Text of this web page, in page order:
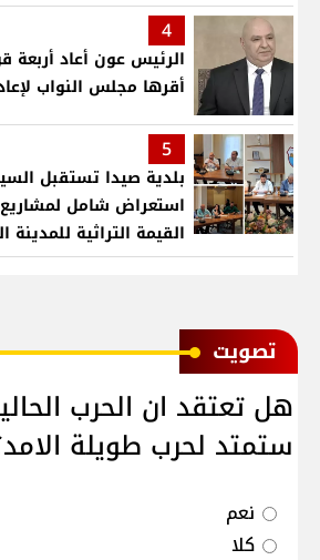
4
الرئيس عون أعاد أربعة
أقرها مجلس النواب
5
بلدية صيدا تستقبل
استعراض شامل
القيمة التراثية للمدينة
ﺗﺼﻮﻳﺖ
هل تعتقد ان الحرب
ستمتد لحرب طويلة
نعم
كلا